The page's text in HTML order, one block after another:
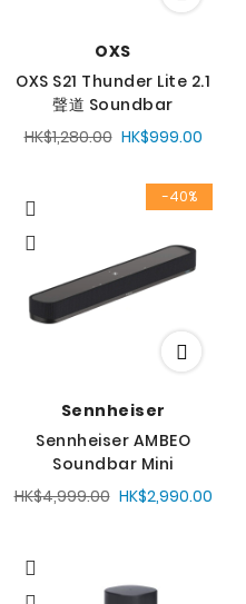
OXS
OXS S21 Thunder Lite 2.1
聲道 Soundbar
HK$999.00
HK$1,280.00
-40%
Sennheiser
Sennheiser AMBEO
Soundbar Mini
HK$2,990.00
HK$4,999.00